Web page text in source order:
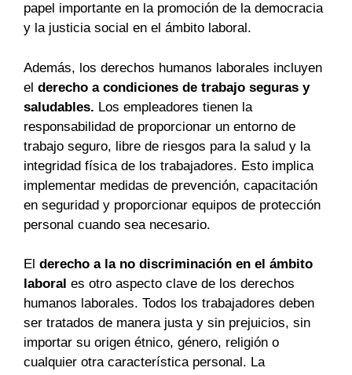
papel importante en la promoción de la democracia
y la justicia social en el ámbito laboral.
Además, los derechos humanos laborales incluyen
el derecho a condiciones de trabajo seguras y
saludables. Los empleadores tienen la
responsabilidad de proporcionar un entorno de
trabajo seguro, libre de riesgos para la salud y la
integridad física de los trabajadores. Esto implica
implementar medidas de prevención, capacitación
en seguridad y proporcionar equipos de protección
personal cuando sea necesario.
El derecho a la no discriminación en el ámbito
laboral es otro aspecto clave de los derechos
humanos laborales. Todos los trabajadores deben
ser tratados de manera justa y sin prejuicios, sin
importar su origen étnico, género, religión o
cualquier otra característica personal. La